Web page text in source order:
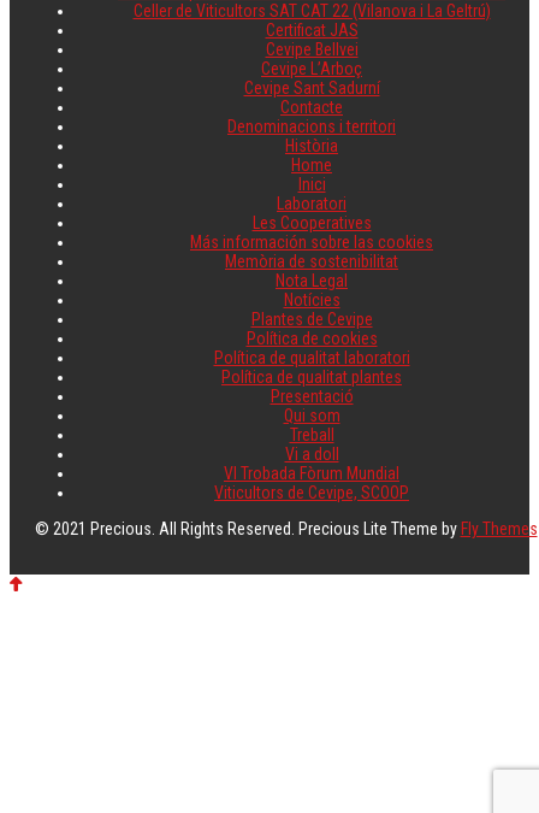
Celler de Viticultors SAT CAT 22 (Vilanova i La Geltrú)
Certificat JAS
Cevipe Bellvei
Cevipe L’Arboç
Cevipe Sant Sadurní
Contacte
Denominacions i territori
Història
Home
Inici
Laboratori
Les Cooperatives
Más información sobre las cookies
Memòria de sostenibilitat
Nota Legal
Notícies
Plantes de Cevipe
Política de cookies
Política de qualitat laboratori
Política de qualitat plantes
Presentació
Qui som
Treball
Vi a doll
VI Trobada Fòrum Mundial
Viticultors de Cevipe, SCOOP
© 2021 Precious. All Rights Reserved. Precious Lite Theme by Fly Themes